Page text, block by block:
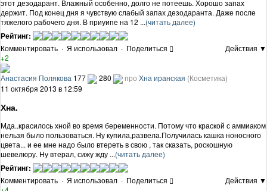
этот дезодарант. Влажный особенно, долго не потеешь. Хорошо запах
держит. Под конец дня я чувствую слабый запах дезодаранта. Даже после
тяжелого рабочего дня. В приуипе на 12 ...(читать далее)
Рейтинг:
Комментировать · Я использовал · Поделиться
Действия ▼
+2
Анастасия Полякова 177 280 про Хна иранская (Косметика)
11 октября 2013 в 12:59
Хна.
Мда..красилось хной во время беременности. Потому что краской с аммиаком
нельзя было пользоваться. Ну купила,развела.Получилась кашка ноносного
цвета... и ее мне надо было втереть в свою , так сказать, роскошную
шевелюру. Ну втерал, сижу жду ...(читать далее)
Рейтинг:
Комментировать · Я использовал · Поделиться
Действия ▼